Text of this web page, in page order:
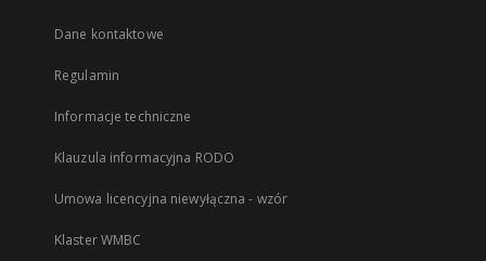
Dane kontaktowe
Regulamin
Informacje techniczne
Klauzula informacyjna RODO
Umowa licencyjna niewyłączna - wzór
Klaster WMBC